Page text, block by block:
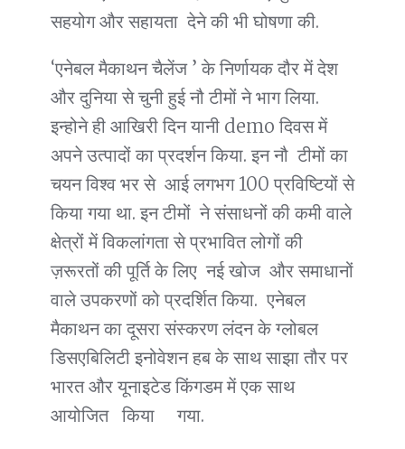
सहयोग और सहायता देने की भी घोषणा की.
‘एनेबल मैकाथन चैलेंज ’ के निर्णायक दौर में देश
और दुनिया से चुनी हुई नौ टीमों ने भाग लिया.
इन्होने ही आखिरी दिन यानी demo दिवस में
अपने उत्पादों का प्रदर्शन किया. इन नौ टीमों का
चयन विश्व भर से आई लगभग 100 प्रविष्टियों से
किया गया था. इन टीमों ने संसाधनों की कमी वाले
क्षेत्रों में विकलांगता से प्रभावित लोगों की
ज़रूरतों की पूर्ति के लिए नई खोज और समाधानों
वाले उपकरणों को प्रदर्शित किया. एनेबल
मैकाथन का दूसरा संस्करण लंदन के ग्लोबल
डिसएबिलिटी इनोवेशन हब के साथ साझा तौर पर
भारत और यूनाइटेड किंगडम में एक साथ
आयोजित किया गया.